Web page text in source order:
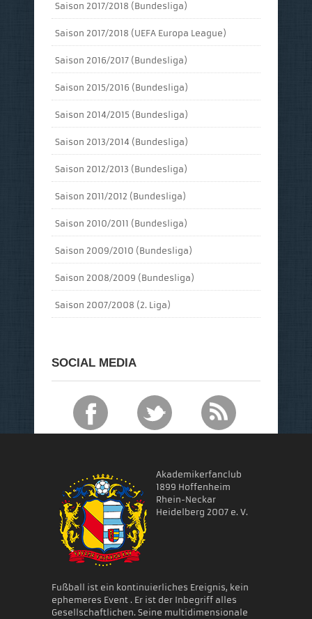
Saison 2017/2018 (Bundesliga)
Saison 2017/2018 (UEFA Europa League)
Saison 2016/2017 (Bundesliga)
Saison 2015/2016 (Bundesliga)
Saison 2014/2015 (Bundesliga)
Saison 2013/2014 (Bundesliga)
Saison 2012/2013 (Bundesliga)
Saison 2011/2012 (Bundesliga)
Saison 2010/2011 (Bundesliga)
Saison 2009/2010 (Bundesliga)
Saison 2008/2009 (Bundesliga)
Saison 2007/2008 (2. Liga)
SOCIAL MEDIA
Akademikerfanclub
1899 Hoffenheim
Rhein-Neckar
Heidelberg 2007 e. V.
Fußball ist ein kontinuierliches Ereignis, kein
ephemeres Event . Er ist der Inbegriff alles
Gesellschaftlichen. Seine multidimensionale